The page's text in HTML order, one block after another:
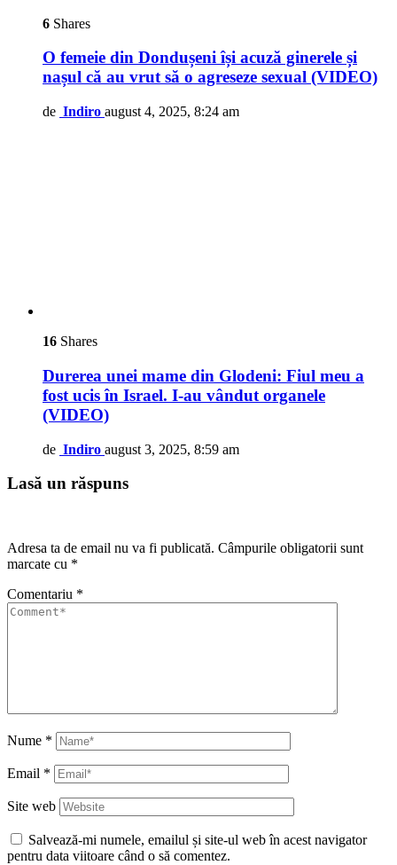
6 Shares
O femeie din Dondușeni își acuză ginerele și
nașul că au vrut să o agreseze sexual (VIDEO)
de Indiro august 4, 2025, 8:24 am
16 Shares
Durerea unei mame din Glodeni: Fiul meu a
fost ucis în Israel. I-au vândut organele
(VIDEO)
de Indiro august 3, 2025, 8:59 am
Lasă un răspuns
Adresa ta de email nu va fi publicată. Câmpurile obligatorii sunt
marcate cu *
Comentariu *
Nume *
Email *
Site web
Salvează-mi numele, emailul și site-ul web în acest navigator
pentru data viitoare când o să comentez.